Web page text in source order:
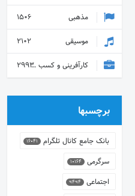
مذهبی
1506
موسیقی
2102
کارآفرینی و کسب و کار 2993
برچسبها
بانک جامع کانال تلگرام 16041
سرگرمی 10164
اجتماعی 9494